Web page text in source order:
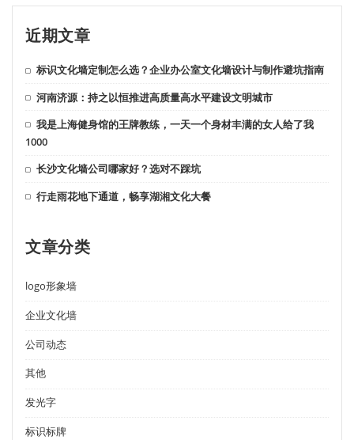
近期文章
标识文化墙定制怎么选？企业办公室文化墙设计与制作避坑指南
河南济源：持之以恒推进高质量高水平建设文明城市
我是上海健身馆的王牌教练，一天一个身材丰满的女人给了我
1000
长沙文化墙公司哪家好？选对不踩坑
行走雨花地下通道，畅享湖湘文化大餐
文章分类
logo形象墙
企业文化墙
公司动态
其他
发光字
标识标牌